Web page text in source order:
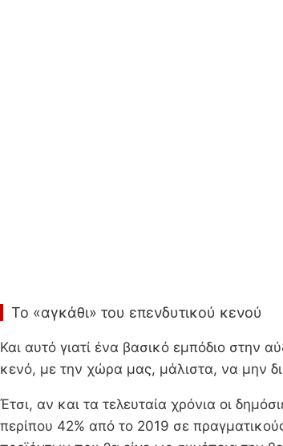
Το «αγκάθι» του επενδυτικού κενού
Και αυτό γιατί ένα βασικό εμπόδιο στην
κενό, με την χώρα μας, μάλιστα, να μην
Έτσι, αν και τα τελευταία χρόνια οι
περίπου 42% από το 2019 σε